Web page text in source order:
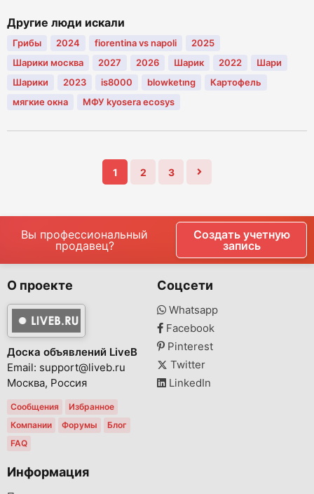
Другие люди искали
Грибы 2024 fiorentina vs napoli
2025
Шарики москва
2027 2026 Шарик 2022
Шари
Шарики
2023 is8000 blowketıng
Картофель
мягкие окна
МФУ kyosera ecosys
1 2 3
Вы профессиональный
продавец?
Создать учетную
запись
О проекте
Доска объявлений LiveB
Email: support@liveb.ru
Москва, Россия
Сообщения
Избранное
Компании
Форумы
Блог
FAQ
Соцсети
Whatsapp
Facebook
Pinterest
Twitter
LinkedIn
Информация